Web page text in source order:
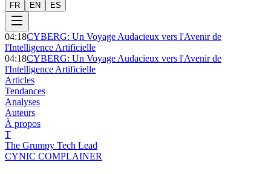
FR EN ES
04:18CYBERG: Un Voyage Audacieux vers l'Avenir de
l'Intelligence Artificielle
04:18CYBERG: Un Voyage Audacieux vers l'Avenir de
l'Intelligence Artificielle
Articles
Tendances
Analyses
Auteurs
À propos
T
The Grumpy Tech Lead
CYNIC COMPLAINER